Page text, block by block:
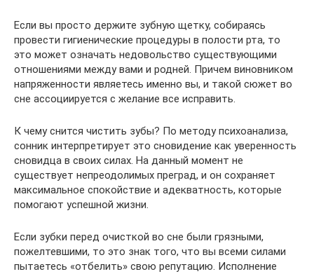
Если вы просто держите зубную щетку, собираясь
провести гигиенические процедуры в полости рта, то
это может означать недовольство существующими
отношениями между вами и родней. Причем виновником
напряженности являетесь именно вы, и такой сюжет во
сне ассоциируется с желание все исправить.
К чему снится чистить зубы? По методу психоанализа,
сонник интерпретирует это сновидение как уверенность
сновидца в своих силах. На данный момент не
существует непреодолимых преград, и он сохраняет
максимальное спокойствие и адекватность, которые
помогают успешной жизни.
Если зубки перед очисткой во сне были грязными,
пожелтевшими, то это знак того, что вы всеми силами
пытаетесь «отбелить» свою репутацию. Исполнение